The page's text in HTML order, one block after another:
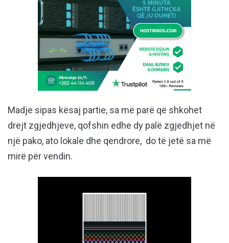
Madje sipas kësaj partie, sa më parë që shkohet
drejt zgjedhjeve, qofshin edhe dy palë zgjedhjet në
një pako, ato lokale dhe qendrore, do të jetë sa më
mirë për vendin.